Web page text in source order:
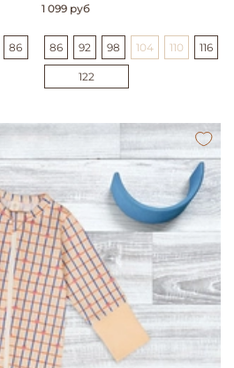
86
1 099 руб
86 92 98 104 110 116
122